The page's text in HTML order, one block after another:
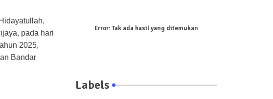
pada hari
2025,
Bandar
Error:Tak ada hasil yang ditemukan
Labels